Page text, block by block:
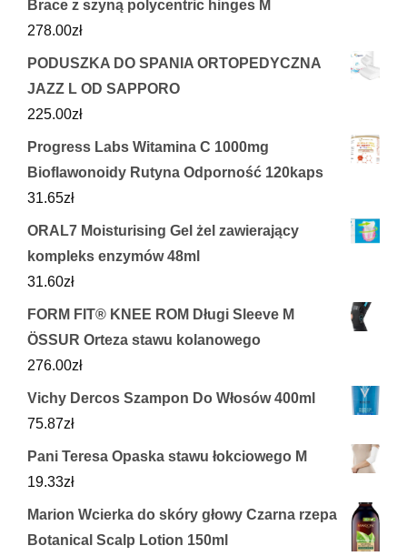
Brace z szyną polycentric hinges M
278.00zł
PODUSZKA DO SPANIA ORTOPEDYCZNA
JAZZ L OD SAPPORO
225.00zł
Progress Labs Witamina C 1000mg
Bioflawonoidy Rutyna Odporność 120kaps
31.65zł
ORAL7 Moisturising Gel żel zawierający
kompleks enzymów 48ml
31.60zł
FORM FIT® KNEE ROM Długi Sleeve M
ÖSSUR Orteza stawu kolanowego
276.00zł
Vichy Dercos Szampon Do Włosów 400ml
75.87zł
Pani Teresa Opaska stawu łokciowego M
19.33zł
Marion Wcierka do skóry głowy Czarna rzepa
Botanical Scalp Lotion 150ml